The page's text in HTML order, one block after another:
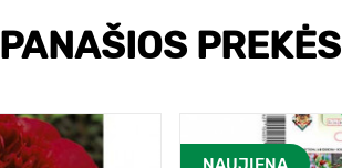
PANAŠIOS PREKĖS